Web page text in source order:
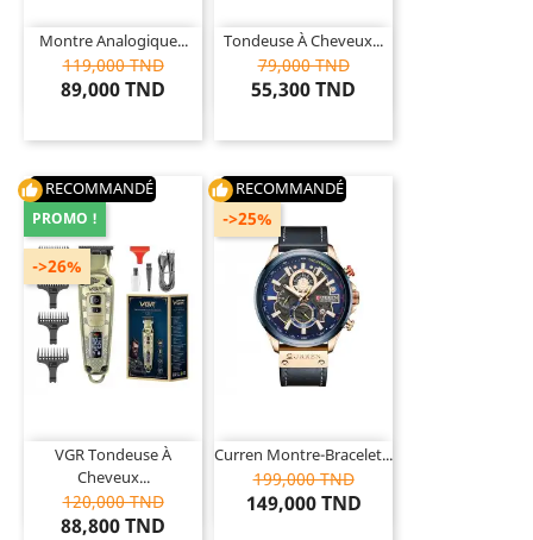
Montre Analogique...
119,000 TND
89,000 TND
Tondeuse À Cheveux...
79,000 TND
55,300 TND
thumb_up RECOMMANDÉ
VGR Tondeuse À
Cheveux...
120,000 TND
88,800 TND
PROMO !
->26%
thumb_up RECOMMANDÉ
Curren Montre-Bracelet...
199,000 TND
149,000 TND
->25%